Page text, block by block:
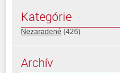
Kategórie
Nezaradené (426)
Archív